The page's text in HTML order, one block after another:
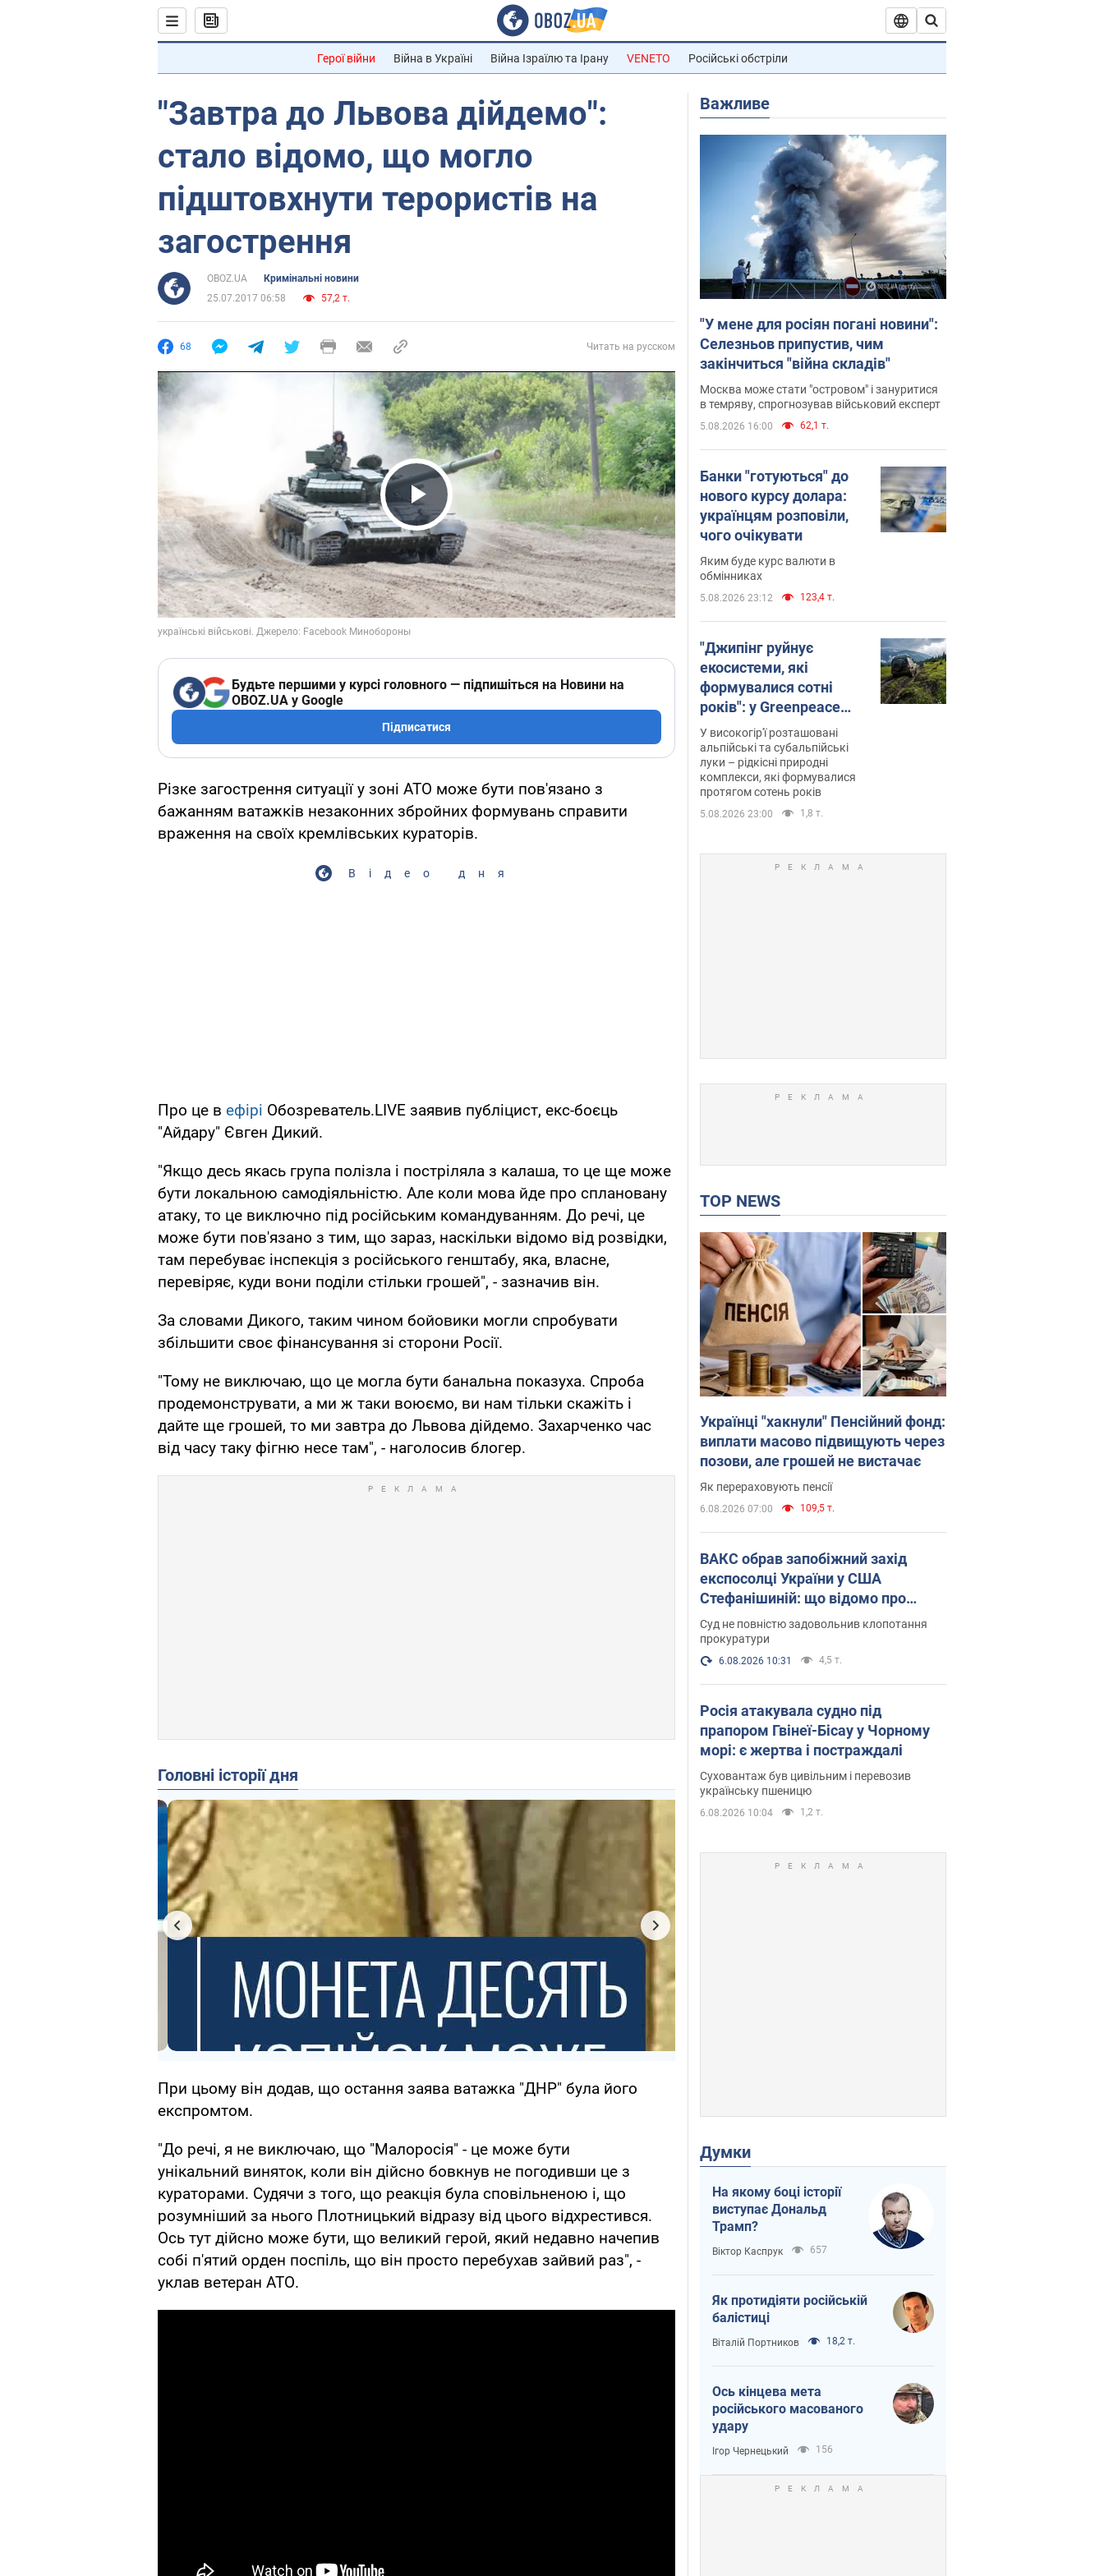
Герої війни Війна в Україні Війна Ізраїлю та Ірану VENETO Російські обстріли
"Завтра до Львова дійдемо":
стало відомо, що могло
підштовхнути терористів на
загострення
OBOZ.UA
Кримінальні новини
25.07.2017 06:58
57,2 т.
68 Читать на русском
Play Video
Будьте першими у курсі головного — підпишіться на Новини на
OBOZ.UA у Google
Підписатися
Різке загострення ситуації у зоні АТО може бути пов'язано з
бажанням ватажків незаконних збройних формувань справити
враження на своїх кремлівських кураторів.
Відео дня
Про це в ефірі Обозреватель.LIVE заявив публіцист, екс-боєць
"Айдару" Євген Дикий.
"Якщо десь якась група полізла і постріляла з калаша, то це ще може
бути локальною самодіяльністю. Але коли мова йде про сплановану
атаку, то це виключно під російським командуванням. До речі, це
може бути пов'язано з тим, що зараз, наскільки відомо від розвідки,
там перебуває інспекція з російського генштабу, яка, власне,
перевіряє, куди вони поділи стільки грошей", - зазначив він.
За словами Дикого, таким чином бойовики могли спробувати
збільшити своє фінансування зі сторони Росії.
"Тому не виключаю, що це могла бути банальна показуха. Спроба
продемонструвати, а ми ж таки воюємо, ви нам тільки скажіть і
дайте ще грошей, то ми завтра до Львова дійдемо. Захарченко час
від часу таку фігню несе там", - наголосив блогер.
Головні історії дня
При цьому він додав, що остання заява ватажка "ДНР" була його
експромтом.
"До речі, я не виключаю, що "Малоросія" - це може бути
унікальний виняток, коли він дійсно бовкнув не погодивши це з
кураторами. Судячи з того, що реакція була сповільненою і, що
розумніший за нього Плотницький відразу від цього відхрестився.
Ось тут дійсно може бути, що великий герой, який недавно начепив
собі п'ятий орден поспіль, що він просто перебухав зайвий раз", -
уклав ветеран АТО.
Важливе
"У мене для росіян погані новини":
Селезньов припустив, чим
закінчиться "війна складів"
Москва може стати "островом" і зануритися
в темряву, спрогнозував військовий експерт
5.08.2026 16:00 62,1 т.
Банки "готуються" до
нового курсу долара:
українцям розповіли,
чого очікувати
Яким буде курс валюти в
обмінниках
5.08.2026 23:12 123,4 т.
"Джипінг руйнує
екосистеми, які
формувалися сотні
років": у Greenpeace
забили на сполох
У високогір'ї розташовані
альпійські та субальпійські
луки – рідкісні природні
комплекси, які формувалися
протягом сотень років
5.08.2026 23:00 1,8 т.
TOP NEWS
Українці "хакнули" Пенсійний фонд:
виплати масово підвищують через
позови, але грошей не вистачає
Як перераховують пенсії
6.08.2026 07:00 109,5 т.
ВАКС обрав запобіжний захід
експосолці України у США
Стефанішиній: що відомо про
справу
Суд не повністю задовольнив клопотання
прокуратури
6.08.2026 10:31 4,5 т.
Росія атакувала судно під
прапором Гвінеї-Бісау у Чорному
морі: є жертва і постраждалі
Суховантаж був цивільним і перевозив
українську пшеницю
6.08.2026 10:04 1,2 т.
Думки
На якому боці історії
виступає Дональд
Трамп?
Віктор Каспрук 657
Як протидіяти російській
балістиці
Віталій Портников 18,2 т.
Ось кінцева мета
російського масованого
удару
Ігор Чернецький 156